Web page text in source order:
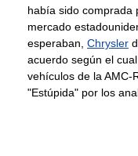
había sido comprada
mercado
esperaban, Chrysler
acuerdo según el
vehículos de la AMC-
"Estúpida" por los